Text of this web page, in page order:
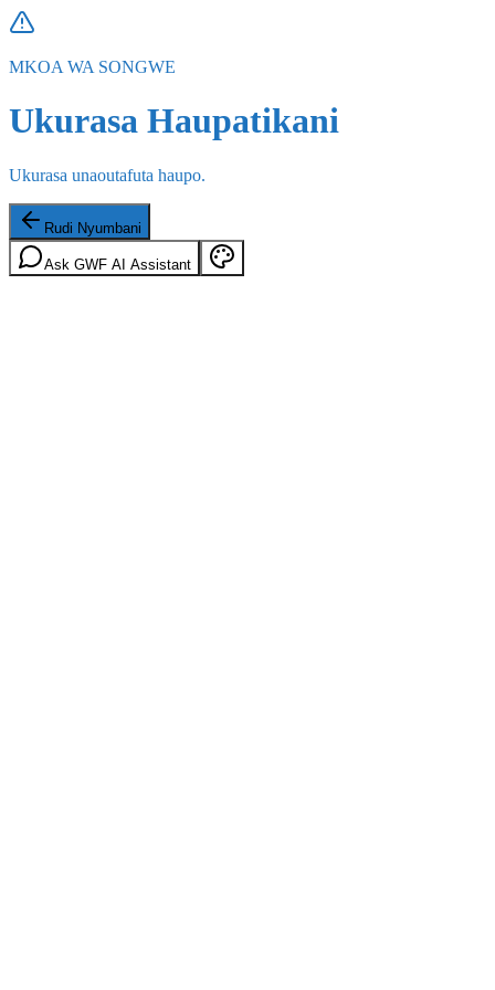
MKOA WA SONGWE
Ukurasa Haupatikani
Ukurasa unaoutafuta haupo.
Rudi Nyumbani
Ask GWF AI Assistant